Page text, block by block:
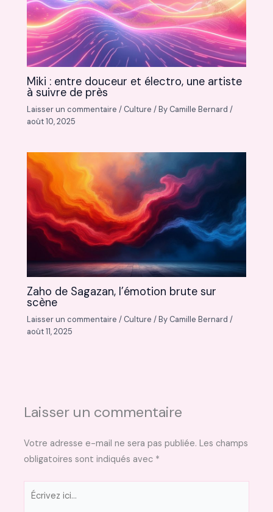
Miki : entre douceur et électro, une artiste
à suivre de près
Laisser un commentaire / Culture / By Camille Bernard/
août 10, 2025
Zaho de Sagazan, l’émotion brute sur
scène
Laisser un commentaire / Culture / By Camille Bernard/
août 11, 2025
Laisser un commentaire
Votre adresse e-mail ne sera pas publiée. Les champs
obligatoires sont indiqués avec *
Écrivez